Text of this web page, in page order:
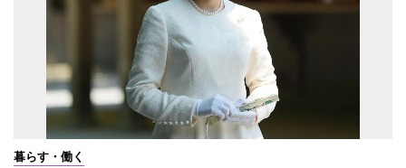
暮らす・働く